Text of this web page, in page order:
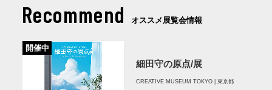
Recommend オススメ展覧会情報
開催中
細田守の原点/展
CREATIVE MUSEUM TOKYO | 東京都